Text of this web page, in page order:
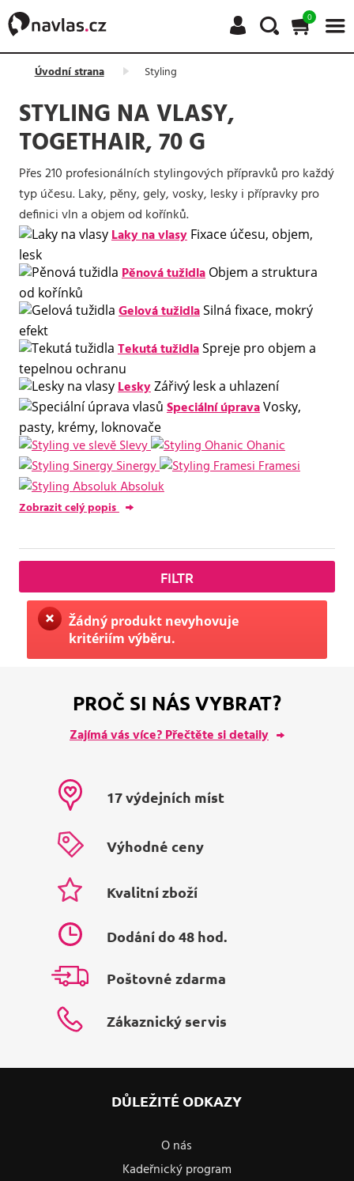
0
Úvodní strana Styling
STYLING NA VLASY,
TOGETHAIR, 70 G
Přes 210 profesionálních stylingových přípravků pro každý
typ účesu. Laky, pěny, gely, vosky, lesky i přípravky pro
definici vln a objem od kořínků.
Laky na vlasy Fixace účesu, objem,
lesk
Pěnová tužidla Objem a struktura
od kořínků
Gelová tužidlaSilná fixace, mokrý
efekt
Tekutá tužidlaSpreje pro objem a
tepelnou ochranu
LeskyZářivý lesk a uhlazení
Speciální úpravaVosky,
pasty, krémy, loknovače
Slevy
Ohanic
Sinergy
Framesi
Absoluk
Zobrazit celý popis
FILTR
Žádný produkt nevyhovuje
kritériím výběru.
PROČ SI NÁS VYBRAT?
Zajímá vás více? Přečtěte si detaily
17 výdejních míst
Výhodné ceny
Kvalitní zboží
Dodání do 48 hod.
Poštovné zdarma
Zákaznický servis
DŮLEŽITÉ ODKAZY
O nás
Kadeřnický program